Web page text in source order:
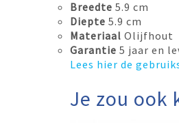
Breedte 5.9 cm
Diepte 5.9 cm
Materiaal Olijfhout
Garantie 5 jaar en
Lees hier de
Je zou ook